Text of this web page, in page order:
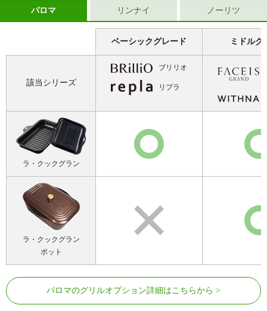
パロマ
ベーシックグレード ミドルグ
該当シリーズ
ブリリオ
リプラ
ラ・クックグラン
ラ・クックグラン
ポット
パロマのグリルオプション詳細はこちらから
リンナイ ノーリツ